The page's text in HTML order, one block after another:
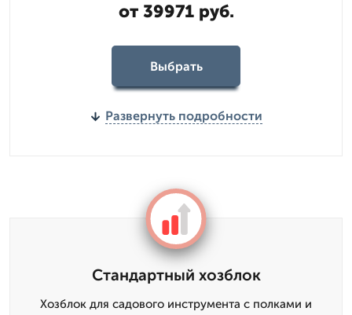
от 39971 руб.
Выбрать
Развернуть подробности
Стандартный хозблок
Хозблок для садового инструмента с полками и